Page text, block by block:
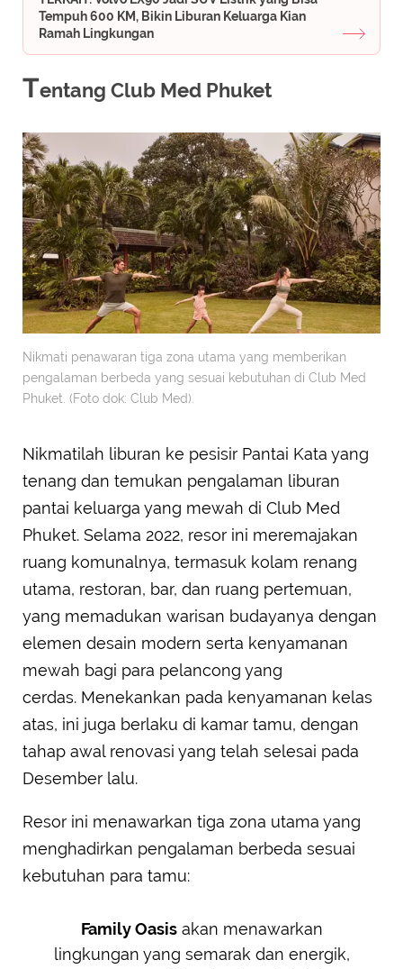
Tempuh 600 KM, Bikin Liburan Keluarga Kian
Ramah Lingkungan
Tentang Club Med Phuket
Nikmati penawaran tiga zona utama yang memberikan
pengalaman berbeda yang sesuai kebutuhan di Club Med
Phuket. (Foto dok: Club Med).
Nikmatilah liburan ke pesisir Pantai Kata yang
tenang dan temukan pengalaman liburan
pantai keluarga yang mewah di Club Med
Phuket. Selama 2022, resor ini meremajakan
ruang komunalnya, termasuk kolam renang
utama, restoran, bar, dan ruang pertemuan,
yang memadukan warisan budayanya dengan
elemen desain modern serta kenyamanan
mewah bagi para pelancong yang
cerdas. Menekankan pada kenyamanan kelas
atas, ini juga berlaku di kamar tamu, dengan
tahap awal renovasi yang telah selesai pada
Desember lalu.
Resor ini menawarkan tiga zona utama yang
menghadirkan pengalaman berbeda sesuai
kebutuhan para tamu:
Family Oasisakan menawarkan
lingkungan yang semarak dan energik,